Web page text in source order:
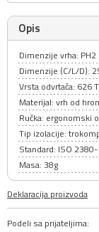
Opis
Dimenzije vrha: PH2
Dimenzije (C/L/D):
Vrsta odvrtača: 626
Materijal: vrh od
Ručka: ergonomski
Tip izolacije:
Standard: ISO
Masa: 38g
Deklaracija proizvoda
Podeli sa prijateljima: